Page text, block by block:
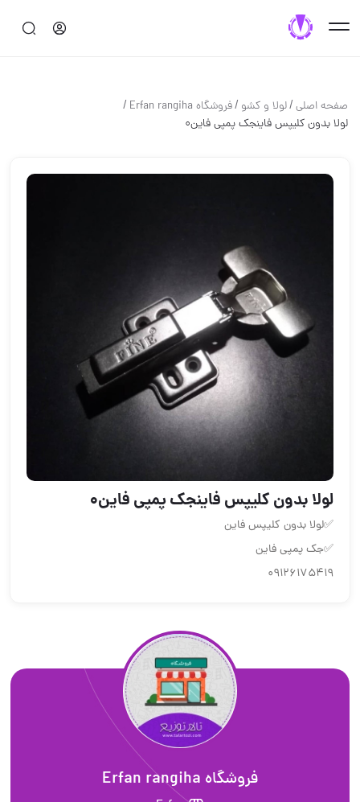
صفحه اصلی/لولا و كشو /فروشگاه Erfan rangiha /
لولا بدون کلیپس فاینجک پمپی فاین0
لولا بدون کلیپس فاینجک پمپی فاین0
✅لولا بدون کلیپس فاین
✅جک پمپی فاین
09126175419
فروشگاه Erfan rangiha